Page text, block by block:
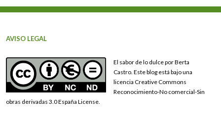
AVISO LEGAL
El sabor de lo dulce por Berta
Castro. Este blog está bajo una
licencia Creative Commons
Reconocimiento-No comercial-Sin
obras derivadas 3.0 España License.